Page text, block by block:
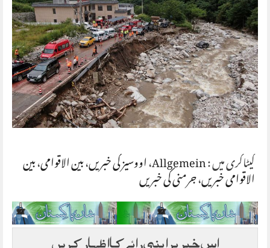
کیٹاگری میں :Allgemein،اووسیز کی خبریں،بین الاقوامی،بین الاقوامی خبریں،جرمنی کی خبریں
اس خبر پر اپنی رائے کا اظہار کریں